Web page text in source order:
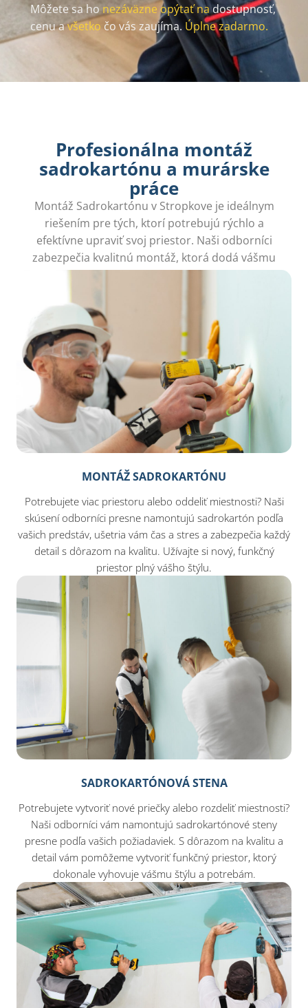
Môžete sa honezáväzne opýtať nadostupnosť,
cenu avšetko čo vás zaujíma.Úplne zadarmo.
Profesionálna montáž
sadrokartónu a murárske
práce
Montáž Sadrokartónu v Stropkove je ideálnym
riešením pre tých, ktorí potrebujú rýchlo a
efektívne upraviť svoj priestor. Naši odborníci
zabezpečia kvalitnú montáž, ktorá dodá vášmu
domovu nový rozmer bez stresu.
MONTÁŽ SADROKARTÓNU
Potrebujete viac priestoru alebo oddeliť miestnosti? Naši
skúsení odborníci presne namontujú sadrokartón podľa
vašich predstáv, ušetria vám čas a stres a zabezpečia každý
detail s dôrazom na kvalitu. Užívajte si nový, funkčný
priestor plný vášho štýlu.
SADROKARTÓNOVÁ STENA
Potrebujete vytvoriť nové priečky alebo rozdeliť miestnosti?
Naši odborníci vám namontujú sadrokartónové steny
presne podľa vašich požiadaviek. S dôrazom na kvalitu a
detail vám pomôžeme vytvoriť funkčný priestor, ktorý
dokonale vyhovuje vášmu štýlu a potrebám.